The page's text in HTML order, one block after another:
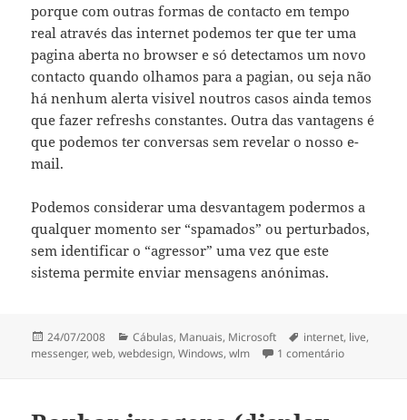
porque com outras formas de contacto em tempo
real através das internet podemos ter que ter uma
pagina aberta no browser e só detectamos um novo
contacto quando olhamos para a pagian, ou seja não
há nenhum alerta visivel noutros casos ainda temos
que fazer refreshs constantes. Outra das vantagens é
que podemos ter conversas sem revelar o nosso e-
mail.
Podemos considerar uma desvantagem podermos a
qualquer momento ser “spamados” ou perturbados,
sem identificar o “agressor” uma vez que este
sistema permite enviar mensagens anónimas.
Publicado
a
24/07/2008 Categorias
Cábulas, Manuais, Microsoft Etiquetas
internet, live,
messenger,web,webdesign,Windows,wlm 1 comentárioem